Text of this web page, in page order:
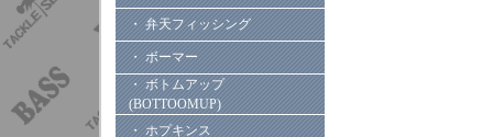
・ 弁天フィッシング
・ ボーマー
・ ボトムアップ
(BOTTOOMUP)
・ ホプキンス